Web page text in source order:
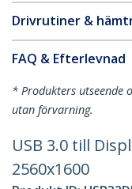
Drivrutiner &
FAQ & Efterlevnad
* Produkters utseende
utan förvarning.
USB 3.0 till
2560x1600